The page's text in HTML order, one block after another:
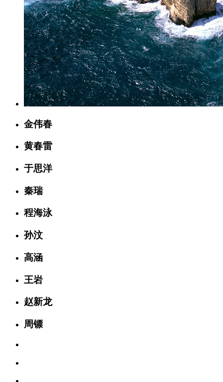
金伟春
黄春雷
于思洋
秦瑞
程海泳
孙汶
高涵
王岩
赵新龙
周镖